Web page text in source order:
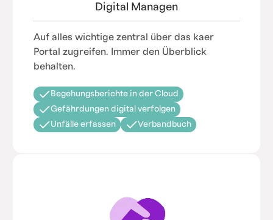
Digital Managen
Auf alles wichtige zentral über das kaer
Portal zugreifen. Immer den Überblick
behalten.
Begehungsberichte in der Cloud
Gefährdungen digital verfolgen
Unfälle erfassen
Verbandbuch